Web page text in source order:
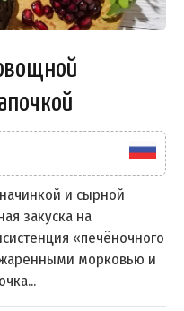
и сырной
закуска на
«печёночного
морковью и